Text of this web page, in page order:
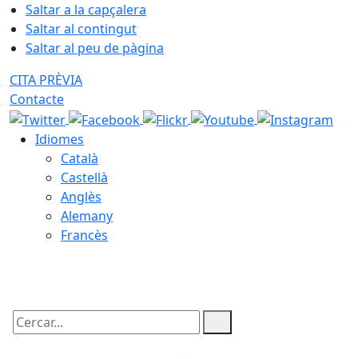
Saltar a la capçalera
Saltar al contingut
Saltar al peu de pàgina
CITA PRÈVIA
Contacte
Idiomes
Català
Castellà
Anglès
Alemany
Francès
Cercar: